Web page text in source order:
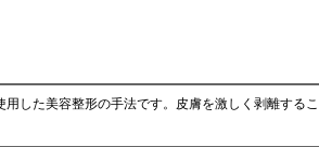
した美容整形の手法です。皮膚を激しく剥離する